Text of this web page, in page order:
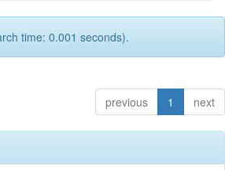
time: 0.001 seconds).
previous 1 next